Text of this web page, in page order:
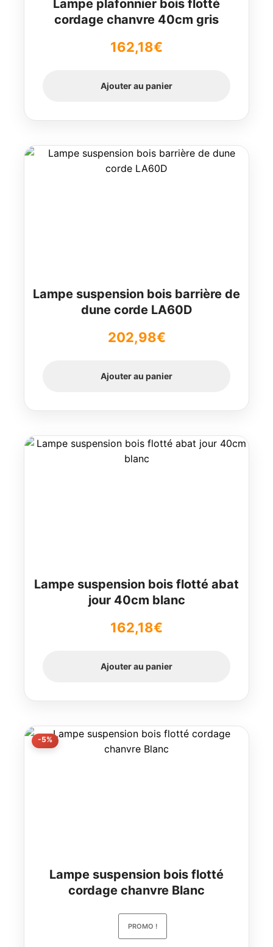
Lampe plafonnier bois flotté
cordage chanvre 40cm gris
162,18€
Ajouter au panier
Lampe suspension bois barrière de
dune corde LA60D
202,98€
Ajouter au panier
Lampe suspension bois flotté abat
jour 40cm blanc
162,18€
Ajouter au panier
-5%
Lampe suspension bois flotté
cordage chanvre Blanc
PROMO !